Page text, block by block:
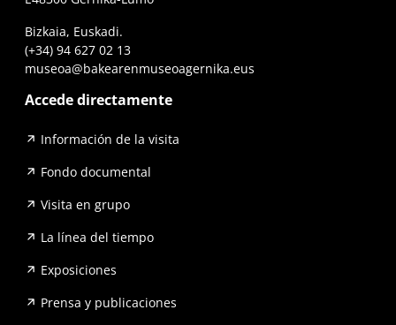
Bizkaia, Euskadi.
(+34) 94 627 02 13
museoa@bakearenmuseoagernika.eus
Accede directamente
Información de la visita
Fondo documental
Visita en grupo
La línea del tiempo
Exposiciones
Prensa y publicaciones